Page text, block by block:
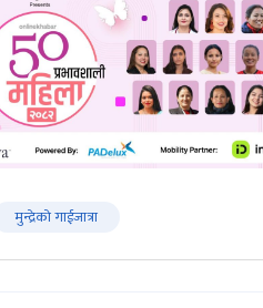
मुन्द्रेको गाईजात्रा